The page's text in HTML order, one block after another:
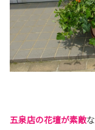
五泉店の花壇が素敵な